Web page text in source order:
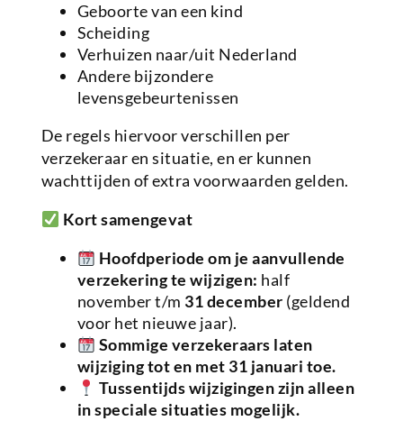
Geboorte van een kind
Scheiding
Verhuizen naar/uit Nederland
Andere bijzondere
levensgebeurtenissen
De regels hiervoor verschillen per
verzekeraar en situatie, en er kunnen
wachttijden of extra voorwaarden gelden.
Kort samengevat
Hoofdperiode om je aanvullende
verzekering te wijzigen: half
november t/m 31 december (geldend
voor het nieuwe jaar).
Sommige verzekeraars laten
wijziging tot en met 31 januari toe.
Tussentijds wijzigingen zijn alleen
in speciale situaties mogelijk.